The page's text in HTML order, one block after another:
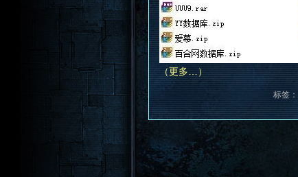
（更多…）
标签：